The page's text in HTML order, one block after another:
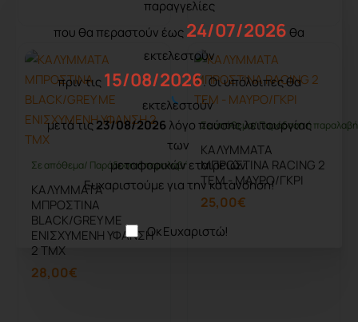
παραγγελίες
που θα περαστούν έως24/07/2026 θα
εκτελεστούν
πριν τις15/08/2026. Οι υπόλοιπες θα
εκτελεστούν
μετά τις23/08/2026λόγο παύσης λειτουργίας
των
μεταφορικών εταιρειών.
Ευχαριστούμε για την κατανόηση!
Οκ Ευχαριστώ!
Σε απόθεμα/ Παράδοση ή παραλαβή έως 10 ημέρες
ΚΑΛΥΜΜΑΤΑ
ΜΠΡΟΣΤΙΝΑ
BLACK/GREY ΜΕ
ΕΝΙΣΧΥΜΕΝΗ ΥΦΑΝΣΗ
2 ΤΜΧ
28,00€
Σε απόθεμα/ Παράδοση ή
ΚΑΛΥΜΜΑΤΑ
ΜΠΡΟΣΤΙΝΑ RACING 2
ΤΕΜ - ΜΑΥΡΟ/ΓΚΡΙ
25,00€